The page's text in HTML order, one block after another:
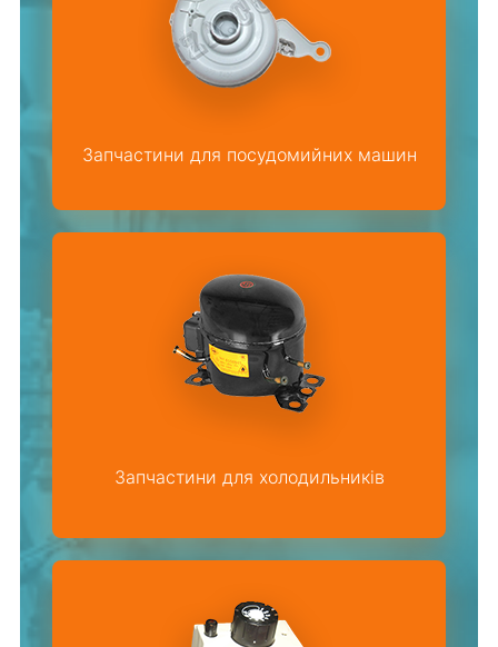
Запчастини для посудомийних машин
Запчастини для холодильників